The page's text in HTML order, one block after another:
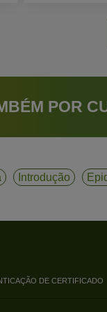
POR
Introdução
DE CERTIFICADO